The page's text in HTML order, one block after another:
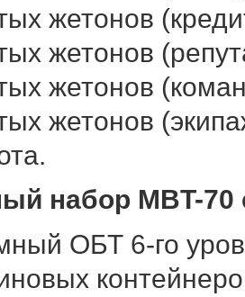
жетонов
жетонов
жетонов
жетонов
набор MBT-70
ОБТ 6-го